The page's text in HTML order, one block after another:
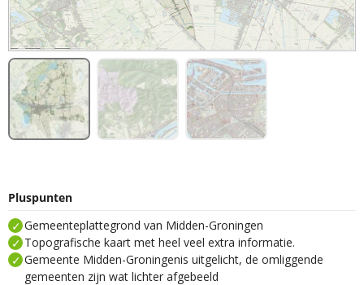
Pluspunten
Gemeenteplattegrond van Midden-Groningen
Topografische kaart met heel veel extra informatie.
Gemeente Midden-Groningenis uitgelicht, de omliggende
gemeenten zijn wat lichter afgebeeld